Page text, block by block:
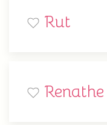
Rut
Renathe